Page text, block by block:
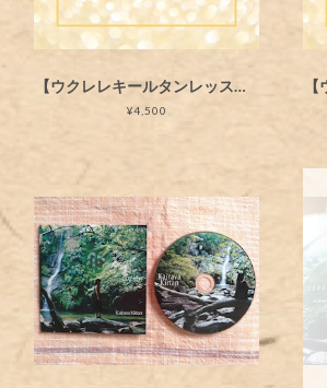
【ウクレレキールタンレッスン動画】govinda jaya jaya/Jaya Sacinandana
¥4,500